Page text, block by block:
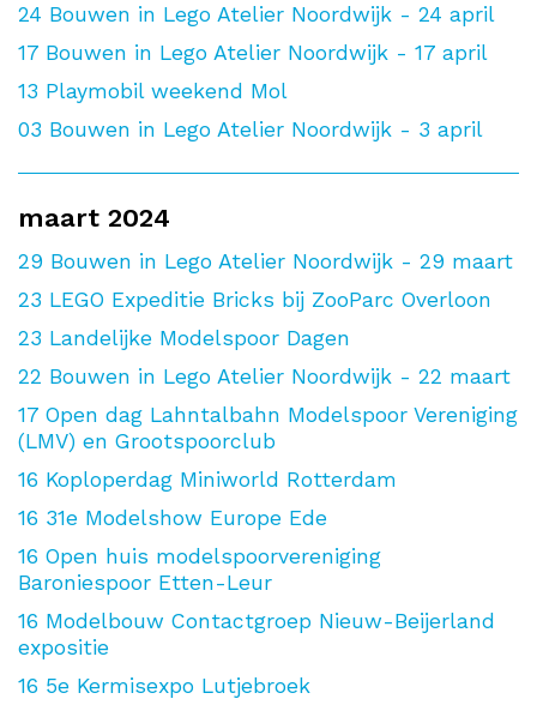
24 Bouwen in Lego Atelier Noordwijk - 24 april
17 Bouwen in Lego Atelier Noordwijk - 17 april
13 Playmobil weekend Mol
03 Bouwen in Lego Atelier Noordwijk - 3 april
maart 2024
29 Bouwen in Lego Atelier Noordwijk - 29 maart
23 LEGO Expeditie Bricks bij ZooParc Overloon
23 Landelijke Modelspoor Dagen
22 Bouwen in Lego Atelier Noordwijk - 22 maart
17 Open dag Lahntalbahn Modelspoor Vereniging
(LMV) en Grootspoorclub
16 Koploperdag Miniworld Rotterdam
16 31e Modelshow Europe Ede
16 Open huis modelspoorvereniging
Baroniespoor Etten-Leur
16 Modelbouw Contactgroep Nieuw-Beijerland
expositie
16 5e Kermisexpo Lutjebroek